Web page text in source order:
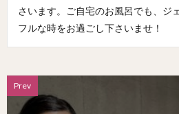
さいます。ご自宅のお風呂でも、ジ
フルな時をお過ごし下さいませ！
Prev